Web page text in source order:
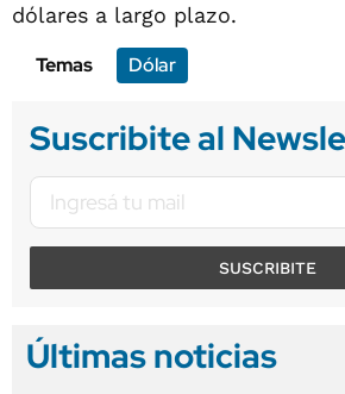
dólares a largo plazo.
Temas
Dólar
Suscribite al
SUSCRIBITE
Últimas noticias